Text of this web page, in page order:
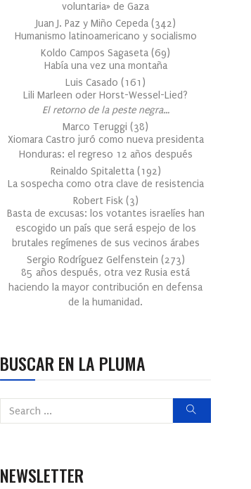
voluntaria» de Gaza
Juan J. Paz y Miño Cepeda (342)
Humanismo latinoamericano y socialismo
Koldo Campos Sagaseta (69)
Había una vez una montaña
Luis Casado (161 )
Lili Marleen oder Horst-Wessel-Lied?
El retorno de la peste negra…
Marco Teruggi (38)
Xiomara Castro juró como nueva presidenta
Honduras: el regreso 12 años después
Reinaldo Spitaletta (192)
La sospecha como otra clave de resistencia
Robert Fisk (3)
Basta de excusas: los votantes israelíes han
escogido un país que será espejo de los
brutales regímenes de sus vecinos árabes
Sergio Rodríguez Gelfenstein (273)
85 años después, otra vez Rusia está
haciendo la mayor contribución en defensa
de la humanidad.
BUSCAR EN LA PLUMA
NEWSLETTER